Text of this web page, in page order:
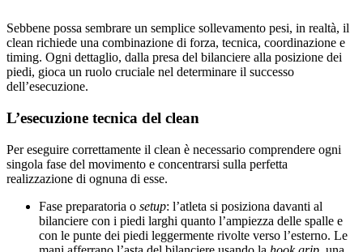
Sebbene possa sembrare un semplice sollevamento pesi, in realtà, il
clean richiede una combinazione di forza, tecnica, coordinazione e
timing. Ogni dettaglio, dalla presa del bilanciere alla posizione dei
piedi, gioca un ruolo cruciale nel determinare il successo
dell’esecuzione.
L’esecuzione tecnica del clean
Per eseguire correttamente il clean è necessario comprendere ogni
singola fase del movimento e concentrarsi sulla perfetta
realizzazione di ognuna di esse.
Fase preparatoria o setup: l’atleta si posiziona davanti al
bilanciere con i piedi larghi quanto l’ampiezza delle spalle e
con le punte dei piedi leggermente rivolte verso l’esterno. Le